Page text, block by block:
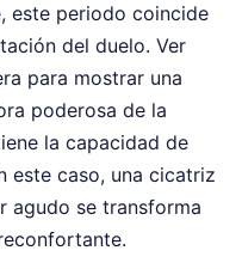
este periodo coincide
del duelo. Ver
para mostrar una
poderosa de la
la capacidad de
este caso, una cicatriz
agudo se transforma